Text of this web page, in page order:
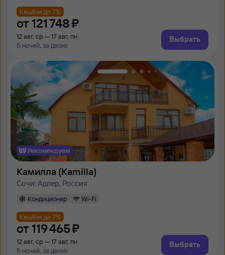
Кешбэк до 7%
от 121 ⁠748 ⁠₽
12 авг, ср — 17 авг, пн
5 ночей, за двоих
Выбрать
Рекомендуем
Камилла (Kamilla)
Сочи: Адлер, Россия
Кондиционер Wi-Fi
Кешбэк до 7%
от 119 ⁠465 ⁠₽
12 авг, ср — 17 авг, пн
5 ночей, за двоих
Выбрать